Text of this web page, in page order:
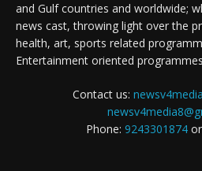
and Gulf countries and worldwide;
news cast, throwing light over the
health, art, sports related
Entertainment oriented
Contact us:
Phone: 9243301874or